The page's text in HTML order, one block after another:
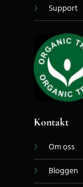
Support
Kontakt
Om oss
Bloggen